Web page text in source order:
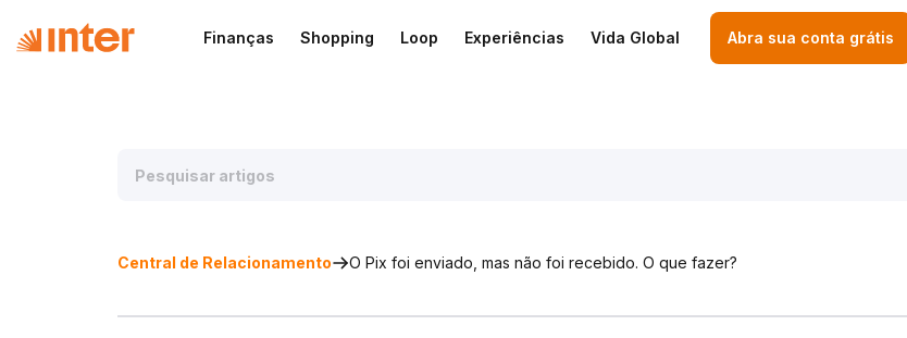
Finanças Shopping Loop Experiências Vida Global Abra sua conta grátis
Central de Relacionamento O Pix foi enviado, mas não foi recebido. O que fazer?